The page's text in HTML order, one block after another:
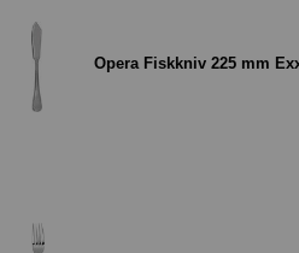
Opera Fiskkniv 225 mm